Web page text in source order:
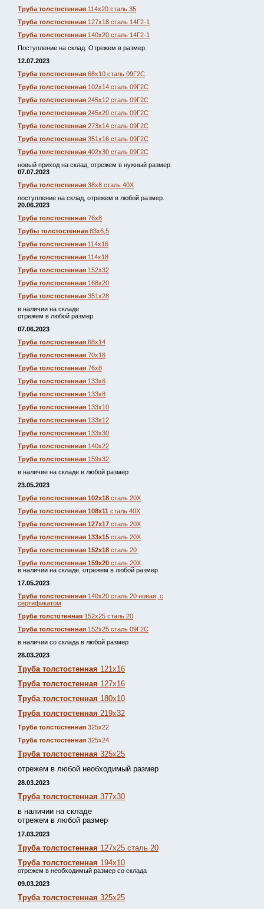
Труба толстостенная 114х20 сталь 35
Труба толстостенная 127х18 сталь 14Г2-1
Труба толстостенная 140х20 сталь 14Г2-1
Поступление на склад. Отрежем в размер.
12.07.2023
Труба толстостенная 68х10 сталь 09Г2С
Труба толстостенная 102х14 сталь 09Г2С
Труба толстостенная 245х12 сталь 09Г2С
Труба толстостенная 245х20 сталь 09Г2С
Труба толстостенная 273х14 сталь 09Г2С
Труба толстостенная 351х16 сталь 09Г2С
Труба толстостенная 402х30 сталь 09Г2С
новый приход на склад, отрежем в нужный размер.
07.07.2023
Труба толстостенная 38х8 сталь 40Х
поступление на склад, отрежем в любой размер.
20.06.2023
Труба толстостенная 76х8
Трубы толстостенная 83х6,5
Труба толстостенная 114х16
Труба толстостенная 114х18
Труба толстостенная 152х32
Труба толстостенная 168х20
Труба толстостенная 351х28
в наличии на складе
отрежем в любой размер
07.06.2023
Труба толстостенная 68х14
Труба толстостенная 70х16
Труба толстостенная 76х8
Труба толстостенная 133х6
Труба толстостенная 133х8
Труба толстостенная 133х10
Труба толстостенная 133х12
Труба толстостенная 133х30
Труба толстостенная 140х22
Труба толстостенная 159х32
в наличие на складе в любой размер
23.05.2023
Труба толстостенная 102х18 сталь 20Х
Труба толстостенная 108х11 сталь 40Х
Труба толстостенная 127х17 сталь 20Х
Труба толстостенная 133х15 сталь 20Х
Труба толстостенная 152х18 сталь 20
Труба толстостенная 159х20 сталь 20Х
в наличии на складе, отрежем в любой размер
17.05.2023
Труба толстостенная 140х20 сталь 20 новая, с
сертификатом
Труба толстотенная 152х25 сталь 20
Труба толстостенная 152х25 сталь 09Г2С
в наличии со склада в любой размер
28.03.2023
Труба толстостенная 121х16
Труба толстостенная 127х16
Труба толстостенная 180х10
Труба толстостенная 219х32
Труба толстостенная 325х22
Труба толстостенная 325х24
Труба толстостенная 325х25
отрежем в любой необходимый размер
28.03.2023
Труба толстостенная 377х30
в наличии на складе
отрежем в любой размер
17.03.2023
Труба толстостенная 127х25 сталь 20
Труба толстостенная 194х10
отрежем в необходимый размер со склада
09.03.2023
Труба толстостенная 325х25